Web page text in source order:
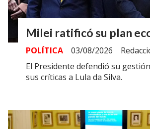
Milei ratificó su plan
POLÍTICA
03/08/2026
El Presidente defendió su
sus críticas a Lula da Silva.